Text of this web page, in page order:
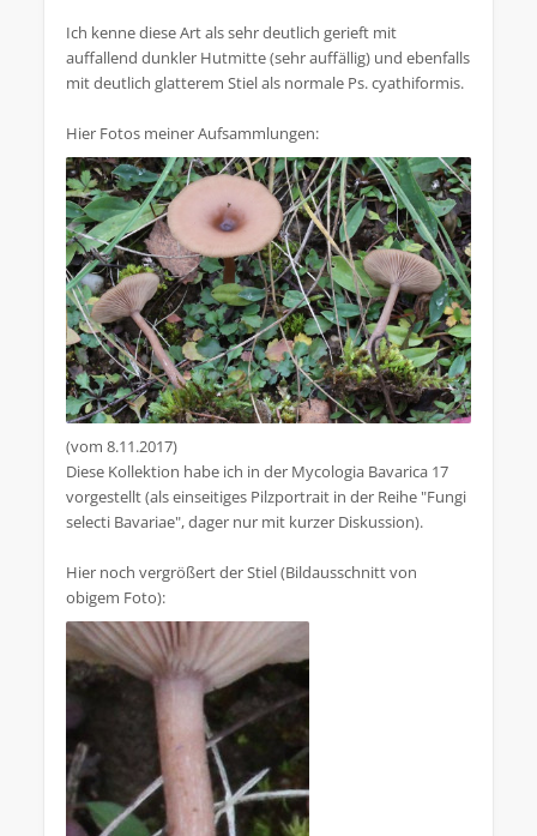
Ich kenne diese Art als sehr deutlich gerieft mit
auffallend dunkler Hutmitte (sehr auffällig) und ebenfalls
mit deutlich glatterem Stiel als normale Ps. cyathiformis.
Hier Fotos meiner Aufsammlungen:
(vom 8.11.2017)
Diese Kollektion habe ich in der Mycologia Bavarica 17
vorgestellt (als einseitiges Pilzportrait in der Reihe "Fungi
selecti Bavariae", dager nur mit kurzer Diskussion).
Hier noch vergrößert der Stiel (Bildausschnitt von
obigem Foto):